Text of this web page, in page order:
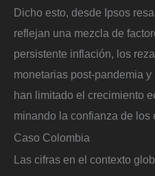
Dicho esto, desde Ipsos
reflejan una mezcla de
persistente inflación, los
monetarias post-pandemia
han limitado el crecimiento
minando la confianza de los
Caso Colombia
Las cifras en el contexto